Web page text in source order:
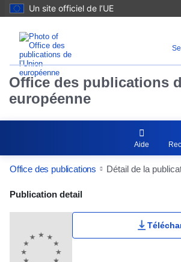
Un site officiel de l’UE
Office des publications
européenne
Aide
Office des publications Détail de la
Publication Detail Actions
Publication detail